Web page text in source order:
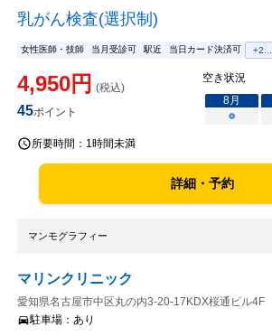
乳がん検査(選択制)
女性医師・技師 当月受診可 駅近 当日カード決済可 +2...
4,950円 (税込)
45ポイント
空き状況
8月
○
所要時間： 1時間未満
詳細・予約
マンモグラフィー
マリンクリニック
愛知県名古屋市中区丸の内3-20-17KDX桜通ビル4F
駐車場： あり